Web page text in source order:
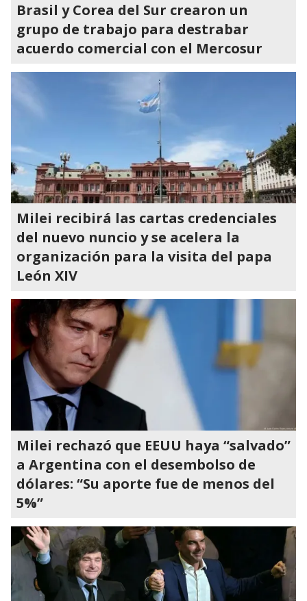
Brasil y Corea del Sur crearon un
grupo de trabajo para destrabar
acuerdo comercial con el Mercosur
Milei recibirá las cartas credenciales
del nuevo nuncio y se acelera la
organización para la visita del papa
León XIV
Milei rechazó que EEUU haya “salvado”
a Argentina con el desembolso de
dólares: “Su aporte fue de menos del
5%”